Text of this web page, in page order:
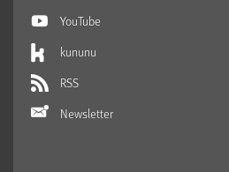
YouTube
kununu
RSS
Newsletter